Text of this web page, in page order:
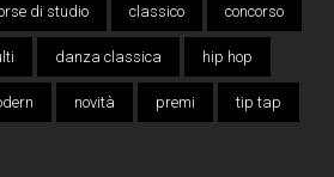
di studio classico concorso
danza classica hip hop
novità premi tip tap